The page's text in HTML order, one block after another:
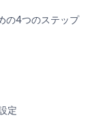
の4つのステップ
定